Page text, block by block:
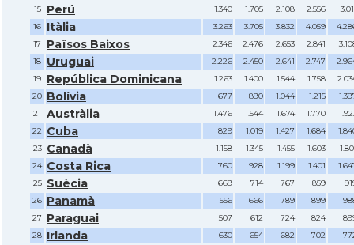
15
Perú 1.340 1.705 2.108 2.556
16
Itàlia 3.263 3.705 3.832 4.059
17
Països Baixos 2.346 2.476 2.653 2.841
18
Uruguai 2.226 2.450 2.641 2.747
19
República Dominicana 1.263 1.400 1.544 1.758
20 Bolívia 677 890 1.044 1.215
21
Austràlia 1.476 1.544 1.674 1.770
22 Cuba 829 1.019 1.427 1.684
23 Canadà 1.158 1.345 1.455 1.603
24 Costa Rica 760 928 1.199 1.401
25 Suècia 669 714 767 859
26 Panamà 556 666 789 899
27
Paraguai 507 612 724 824
28 Irlanda 630 654 682 702